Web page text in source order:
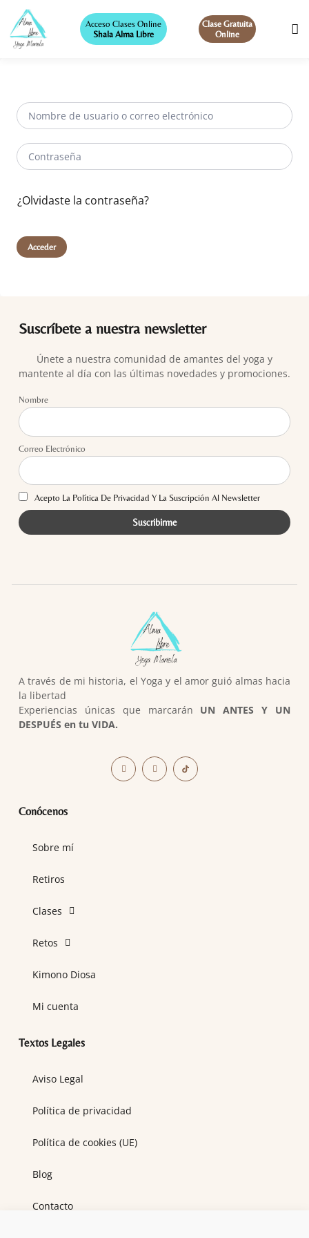
Acceso Clases Online
Shala Alma Libre
Clase Gratuita
Online
¿Olvidaste la contraseña?
Acceder
Suscríbete a nuestra newsletter
Únete a nuestra comunidad de amantes del yoga y
mantente al día con las últimas novedades y promociones.
Nombre
Correo Electrónico
Acepto La Política De Privacidad Y La Suscripción Al Newsletter
A través de mi historia, el Yoga y el amor guió almas hacia
la libertad
Experiencias únicas que marcarán UN ANTES Y UN
DESPUÉS en tu VIDA.
Conócenos
Sobre mí
Retiros
Clases
Retos
Kimono Diosa
Mi cuenta
Textos Legales
Aviso Legal
Política de privacidad
Política de cookies (UE)
Blog
Contacto